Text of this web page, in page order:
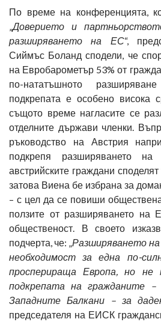
По време на конференцията,
Доверието и
разширяването на ЕС“,
Сиймъс Боланд сподели, че
на Евробарометър 53% от
по-нататъшното
подкрепата е особено висока
същото време нагласите се
отделните държави членки.
ръководство на Австрия
подкрепя разширяването
австрийските граждани
затова Виена бе избрана за
– с цел да се повиши
ползите от разширяването на
общественост. В своето
подчерта, че: „ Разширяването
необходимост за една по-
просперираща Европа, но
подкрепата на гражданите
Западните Балкани – за
председателя на ЕИСК